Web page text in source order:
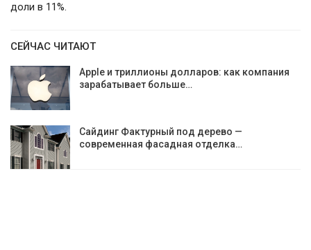
доли в 11%.
СЕЙЧАС ЧИТАЮТ
Apple и триллионы долларов: как компания
зарабатывает больше…
Сайдинг Фактурный под дерево —
современная фасадная отделка…